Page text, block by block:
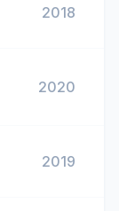
2018
2020
2019